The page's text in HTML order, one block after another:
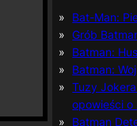
Bat-Man:
Grób
Batman:
Batman:
Tuzy
opowieści
Batman